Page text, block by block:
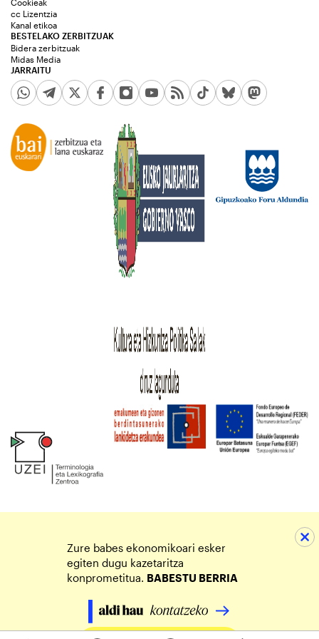
JARRAITU
Cookieak
cc Lizentzia
Kanal etikoa
BESTELAKO ZERBITZUAK
Bidera zerbitzuak
Midas Media
Zure babes ekonomikoari esker
egiten dugu kazetaritza
konprometitua. BABESTU BERRIA